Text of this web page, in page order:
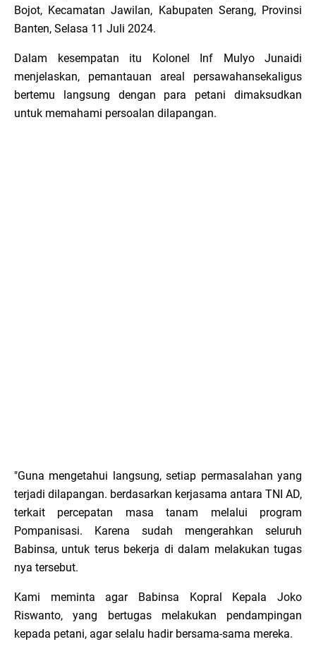
Bojot, Kecamatan Jawilan, Kabupaten Serang, Provinsi
Banten, Selasa 11 Juli 2024.
Dalam kesempatan itu Kolonel Inf Mulyo Junaidi
menjelaskan, pemantauan areal persawahansekaligus
bertemu langsung dengan para petani dimaksudkan
untuk memahami persoalan dilapangan.
"Guna mengetahui langsung, setiap permasalahan yang
terjadi dilapangan. berdasarkan kerjasama antara TNI AD,
terkait percepatan masa tanam melalui program
Pompanisasi. Karena sudah mengerahkan seluruh
Babinsa, untuk terus bekerja di dalam melakukan tugas
nya tersebut.
Kami meminta agar Babinsa Kopral Kepala Joko
Riswanto, yang bertugas melakukan pendampingan
kepada petani, agar selalu hadir bersama-sama mereka.